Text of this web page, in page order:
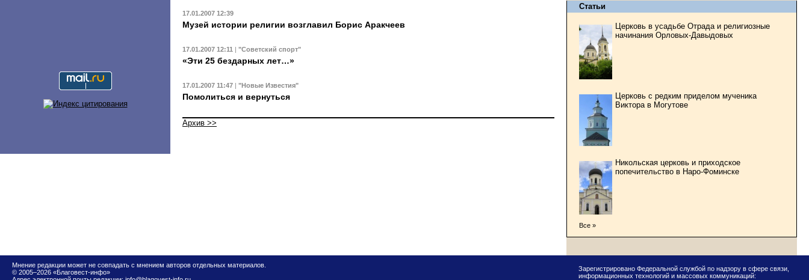
17.01.2007 12:39
Музей истории религии возглавил Борис Аракчеев
17.01.2007 12:11 | "Советский спорт"
«Эти 25 бездарных лет…»
17.01.2007 11:47 | "Новые Известия"
Помолиться и вернуться
Архив >>
Статьи
Церковь в усадьбе Отрада и религиозные
начинания Орловых-Давыдовых
Церковь с редким приделом мученика
Виктора в Могутове
Никольская церковь и приходское
попечительство в Наро-Фоминске
Все »
Мнение редакции может не совпадать с мнением авторов отдельных материалов.
© 2005–2026 «Благовест-инфо»
Зарегистрировано Федеральной службой по надзору в сфере связи,
информационных технологий и массовых коммуникаций: